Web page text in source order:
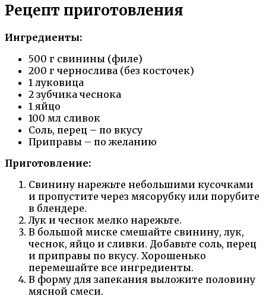
Рецепт приготовления
Ингредиенты:
500 г свинины (филе)
200 г чернослива (без косточек)
1 луковица
2 зубчика чеснока
1 яйцо
100 мл сливок
Соль, перец – по вкусу
Приправы – по желанию
Приготовление:
Свинину нарежьте небольшими кусочками
и пропустите через мясорубку или порубите
в блендере.
Лук и чеснок мелко нарежьте.
В большой миске смешайте свинину, лук,
чеснок, яйцо и сливки. Добавьте соль, перец
и приправы по вкусу. Хорошенько
перемешайте все ингредиенты.
В форму для запекания выложите половину
мясной смеси.